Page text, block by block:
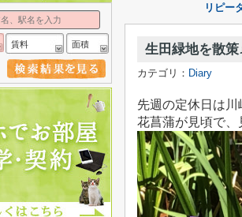
リピー
生田緑地を散策
カテゴリ： Diary
先週の定休日は
花菖蒲が見頃で、
賃料 面積